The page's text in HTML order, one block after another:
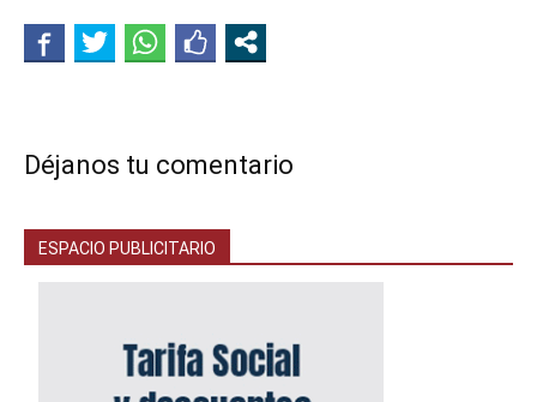
Déjanos tu comentario
ESPACIO PUBLICITARIO